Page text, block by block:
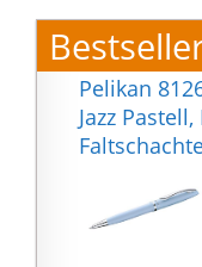
Pelikan
Jazz